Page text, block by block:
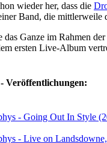
wieder her, dass die
Band, die
Ganze im Rahmen
ersten Live-Album
Veröffentlichungen:
- Going Out In Style
- Live on